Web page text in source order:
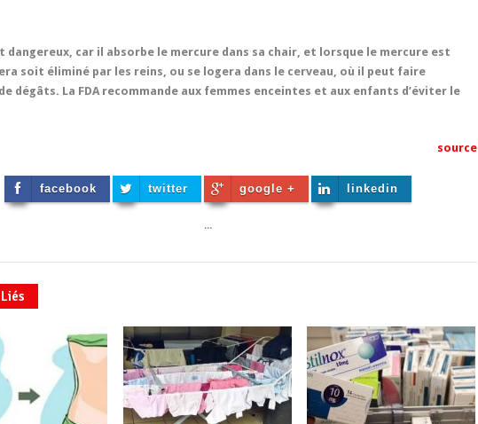
dangereux, car il absorbe le mercure dans sa chair, et lorsque le mercure est
soit éliminé par les reins, ou se logera dans le cerveau, où il peut faire
dégâts. La FDA recommande aux femmes enceintes et aux enfants d’éviter le
source
facebook twitter google + linkedin
...